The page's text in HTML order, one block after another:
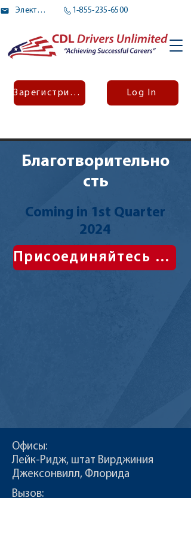
Электронное письмо 1-855-235-6500
Зарегистрироваться Log In
Благотворительно
сть
Coming in 1st Quarter
2024
Присоединяйтесь к альянсу
Офисы:
Лейк-Ридж, штат Вирджиния
Джексонвилл, Флорида
Вызов: